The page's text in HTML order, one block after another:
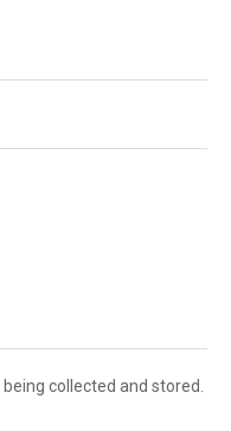
collected and stored.